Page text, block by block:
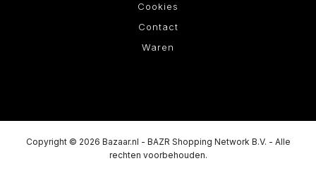
Cookies
Contact
Waren
Copyright © 2026 Bazaar.nl - BAZR Shopping Network B.V. - Alle
rechten voorbehouden.